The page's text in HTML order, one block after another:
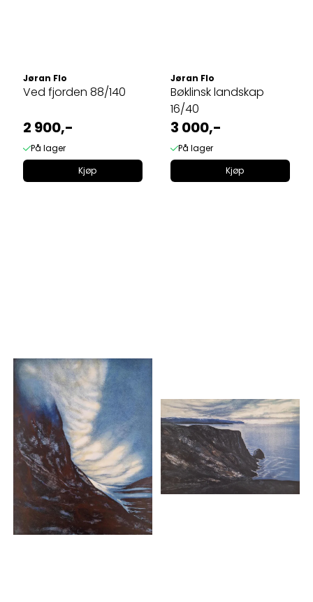
Jøran Flo
Ved fjorden 88/140
2 900,-
På lager
Kjøp
Jøran Flo
Bøklinsk landskap
16/40
3 000,-
På lager
Kjøp